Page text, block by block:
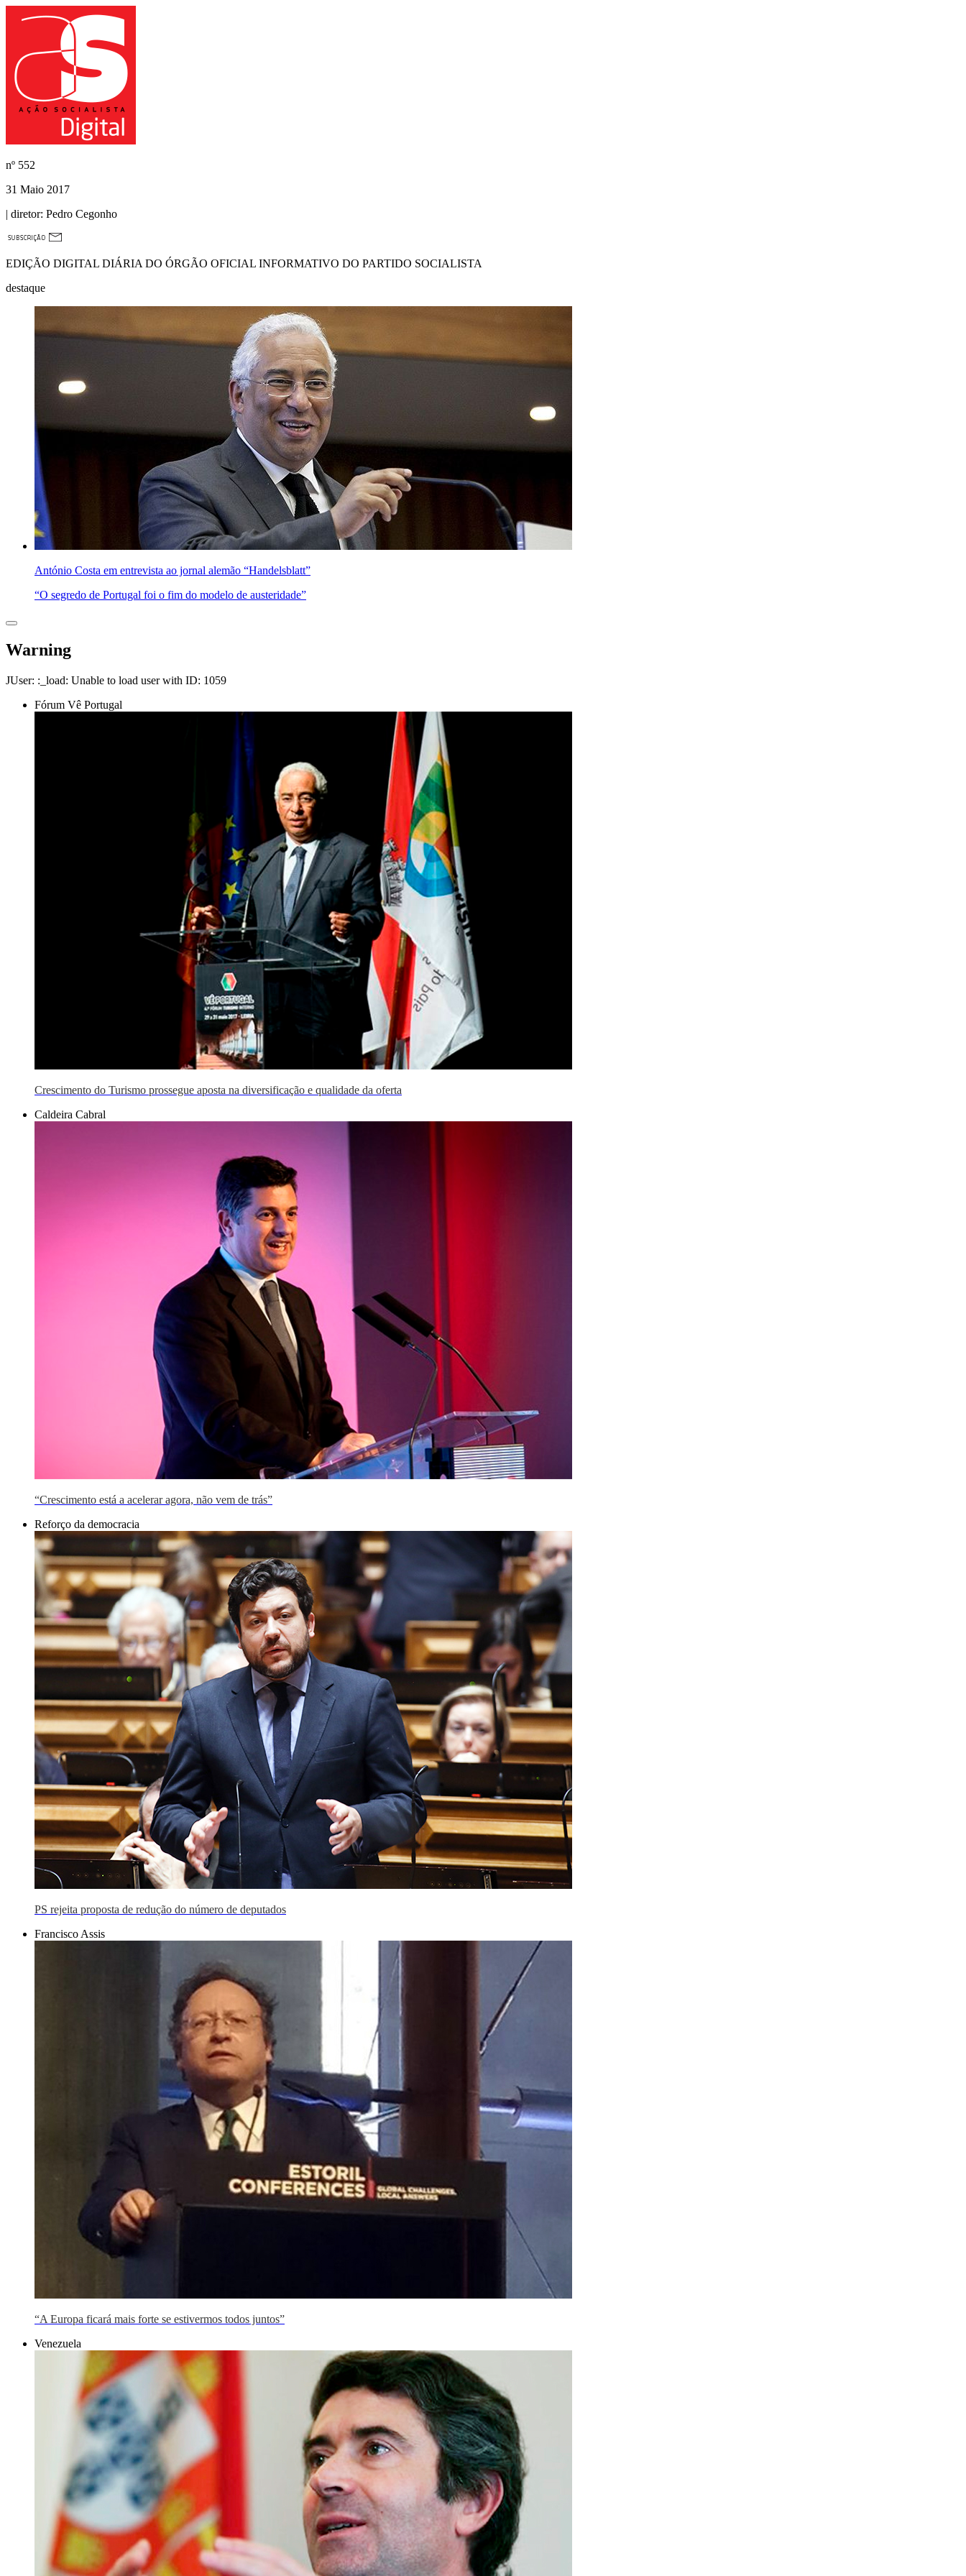
nº 552
31 Maio 2017
| diretor: Pedro Cegonho
EDIÇÃO DIGITAL DIÁRIA DO ÓRGÃO OFICIAL INFORMATIVO DO PARTIDO SOCIALISTA
destaque
António Costa em entrevista ao jornal alemão “Handelsblatt”
“O segredo de Portugal foi o fim do modelo de austeridade”
Warning
JUser: :_load: Unable to load user with ID: 1059
Fórum Vê Portugal
Crescimento do Turismo prossegue aposta na diversificação e qualidade da oferta
Caldeira Cabral
“Crescimento está a acelerar agora, não vem de trás”
Reforço da democracia
PS rejeita proposta de redução do número de deputados
Francisco Assis
“A Europa ficará mais forte se estivermos todos juntos”
Venezuela